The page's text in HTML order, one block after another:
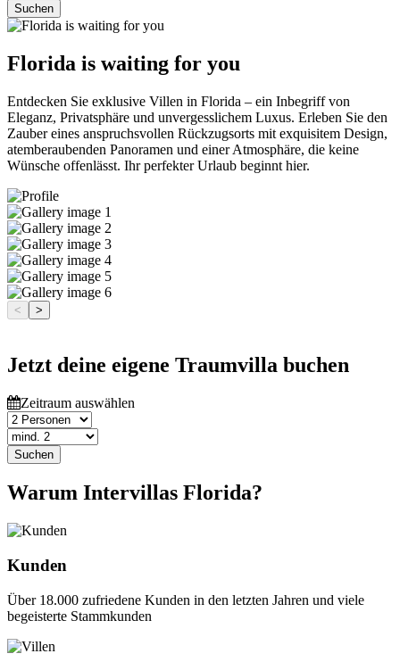
Suchen
Florida is waiting for you
Entdecken Sie exklusive Villen in Florida – ein Inbegriff von
Eleganz, Privatsphäre und unvergesslichem Luxus. Erleben Sie den
Zauber eines anspruchsvollen Rückzugsorts mit exquisitem Design,
atemberaubenden Panoramen und einer Atmosphäre, die keine
Wünsche offenlässt. Ihr perfekter Urlaub beginnt hier.
< >
Jetzt deine eigene Traumvilla buchen
Zeitraum auswählen
Suchen
Warum Intervillas Florida?
Kunden
Über 18.000 zufriedene Kunden in den letzten Jahren und viele
begeisterte Stammkunden